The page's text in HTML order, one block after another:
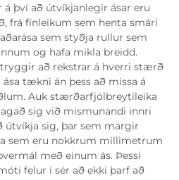
því að útvíkjanlegir ásar eru
fínleikum sem henta smári
sem styðja rullur sem
og hafa mikla breidd.
að rekstrar á hverri stærð
tækni án þess að missa á
Auk stærðarfjölbreytileika
sig við mismunandi innri
útvíkja sig, þar sem margir
sem eru nokkrum millimetrum
með einum ás. Þessi
felur í sér að ekki þarf að